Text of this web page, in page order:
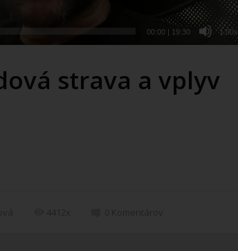
00:00| 19:30 1.00x
strava a vplyv